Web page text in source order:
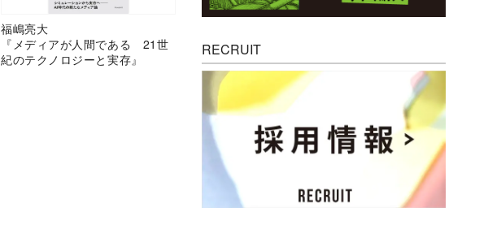
福嶋亮大
『メディアが人間である 21世
紀のテクノロジーと実存』
RECRUIT